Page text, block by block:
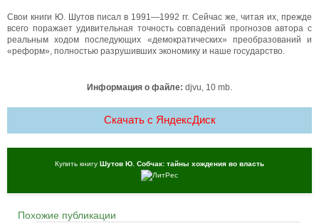
Свои книги Ю. Шутов писал в 1991—1992 гг. Сейчас же, читая их, прежде
всего поражает удивительная точность совпадений прогнозов автора с
реальным ходом последующих «демократических» преобразований и
«реформ», полностью разрушивших экономику и наше государство.
Информация о файле: djvu, 10 mb.
Скачать c ЯндексДиск
Купить книгу Шутов Ю. Собчак: тайны хождения во власть
Похожие публикации